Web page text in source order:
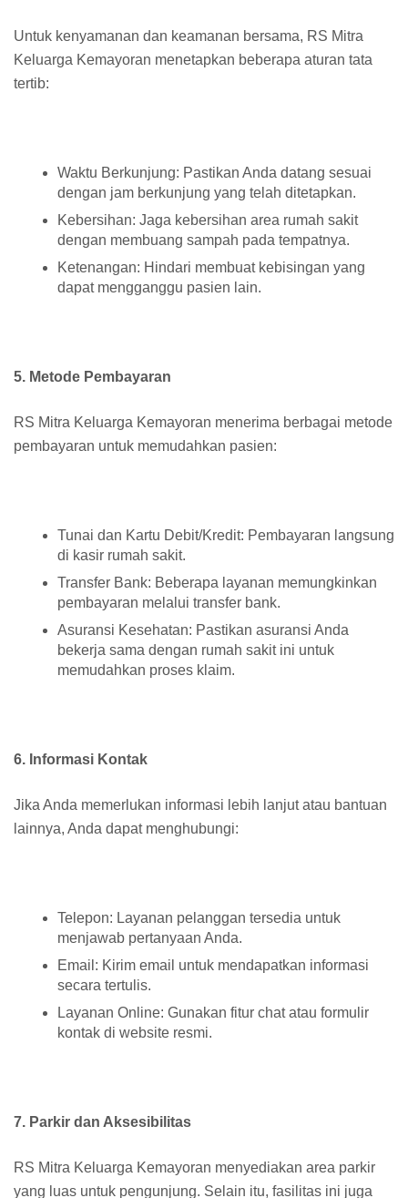
Untuk kenyamanan dan keamanan bersama, RS Mitra
Keluarga Kemayoran menetapkan beberapa aturan tata
tertib:
Waktu Berkunjung: Pastikan Anda datang sesuai
dengan jam berkunjung yang telah ditetapkan.
Kebersihan: Jaga kebersihan area rumah sakit
dengan membuang sampah pada tempatnya.
Ketenangan: Hindari membuat kebisingan yang
dapat mengganggu pasien lain.
5. Metode Pembayaran
RS Mitra Keluarga Kemayoran menerima berbagai metode
pembayaran untuk memudahkan pasien:
Tunai dan Kartu Debit/Kredit: Pembayaran langsung
di kasir rumah sakit.
Transfer Bank: Beberapa layanan memungkinkan
pembayaran melalui transfer bank.
Asuransi Kesehatan: Pastikan asuransi Anda
bekerja sama dengan rumah sakit ini untuk
memudahkan proses klaim.
6. Informasi Kontak
Jika Anda memerlukan informasi lebih lanjut atau bantuan
lainnya, Anda dapat menghubungi:
Telepon: Layanan pelanggan tersedia untuk
menjawab pertanyaan Anda.
Email: Kirim email untuk mendapatkan informasi
secara tertulis.
Layanan Online: Gunakan fitur chat atau formulir
kontak di website resmi.
7. Parkir dan Aksesibilitas
RS Mitra Keluarga Kemayoran menyediakan area parkir
yang luas untuk pengunjung. Selain itu, fasilitas ini juga